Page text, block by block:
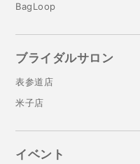
BagLoop
ブライダルサロン
表参道店
米子店
イベント